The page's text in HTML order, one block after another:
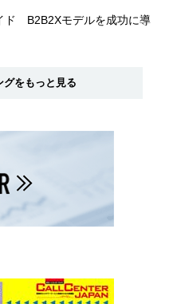
ド B2B2Xモデルを成功に導
グをもっと見る